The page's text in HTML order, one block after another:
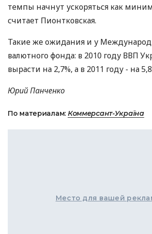
темпы начнут ускоряться как
считает Пионтковская.
Такие же ожидания и у
валютного фонда: в 2010 году ВВП
вырасти на 2,7%, а в 2011 году - на
Юрий Панченко
По материалам: Коммерсант-Україна
Место для вашей